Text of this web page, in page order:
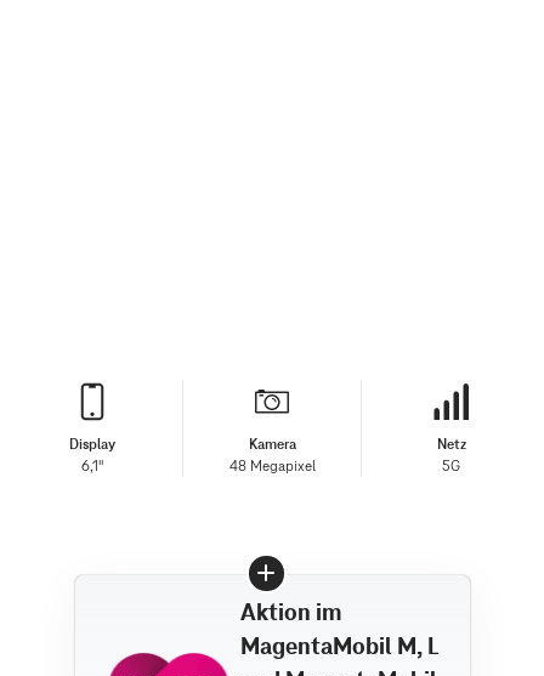
Display
6,1"
Kamera
48 Megapixel
Netz
5G
Aktion im
MagentaMobil M, L